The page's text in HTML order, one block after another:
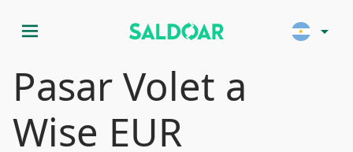
menu arrow_drop_down
Pasar Volet a
Wise EUR